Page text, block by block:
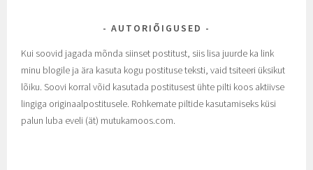
AUTORIÕIGUSED
Kui soovid jagada mõnda siinset postitust, siis lisa juurde ka link
minu blogile ja ära kasuta kogu postituse teksti, vaid tsiteeri üksikut
lõiku. Soovi korral võid kasutada postitusest ühte pilti koos aktiivse
lingiga originaalpostitusele. Rohkemate piltide kasutamiseks küsi
palun luba eveli (ät) mutukamoos.com.